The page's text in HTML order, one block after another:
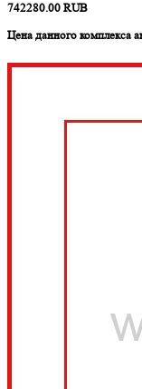
742280.00 RUB
Цена данного комплекса